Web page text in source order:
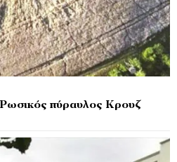
πύραυλος Κρουζ